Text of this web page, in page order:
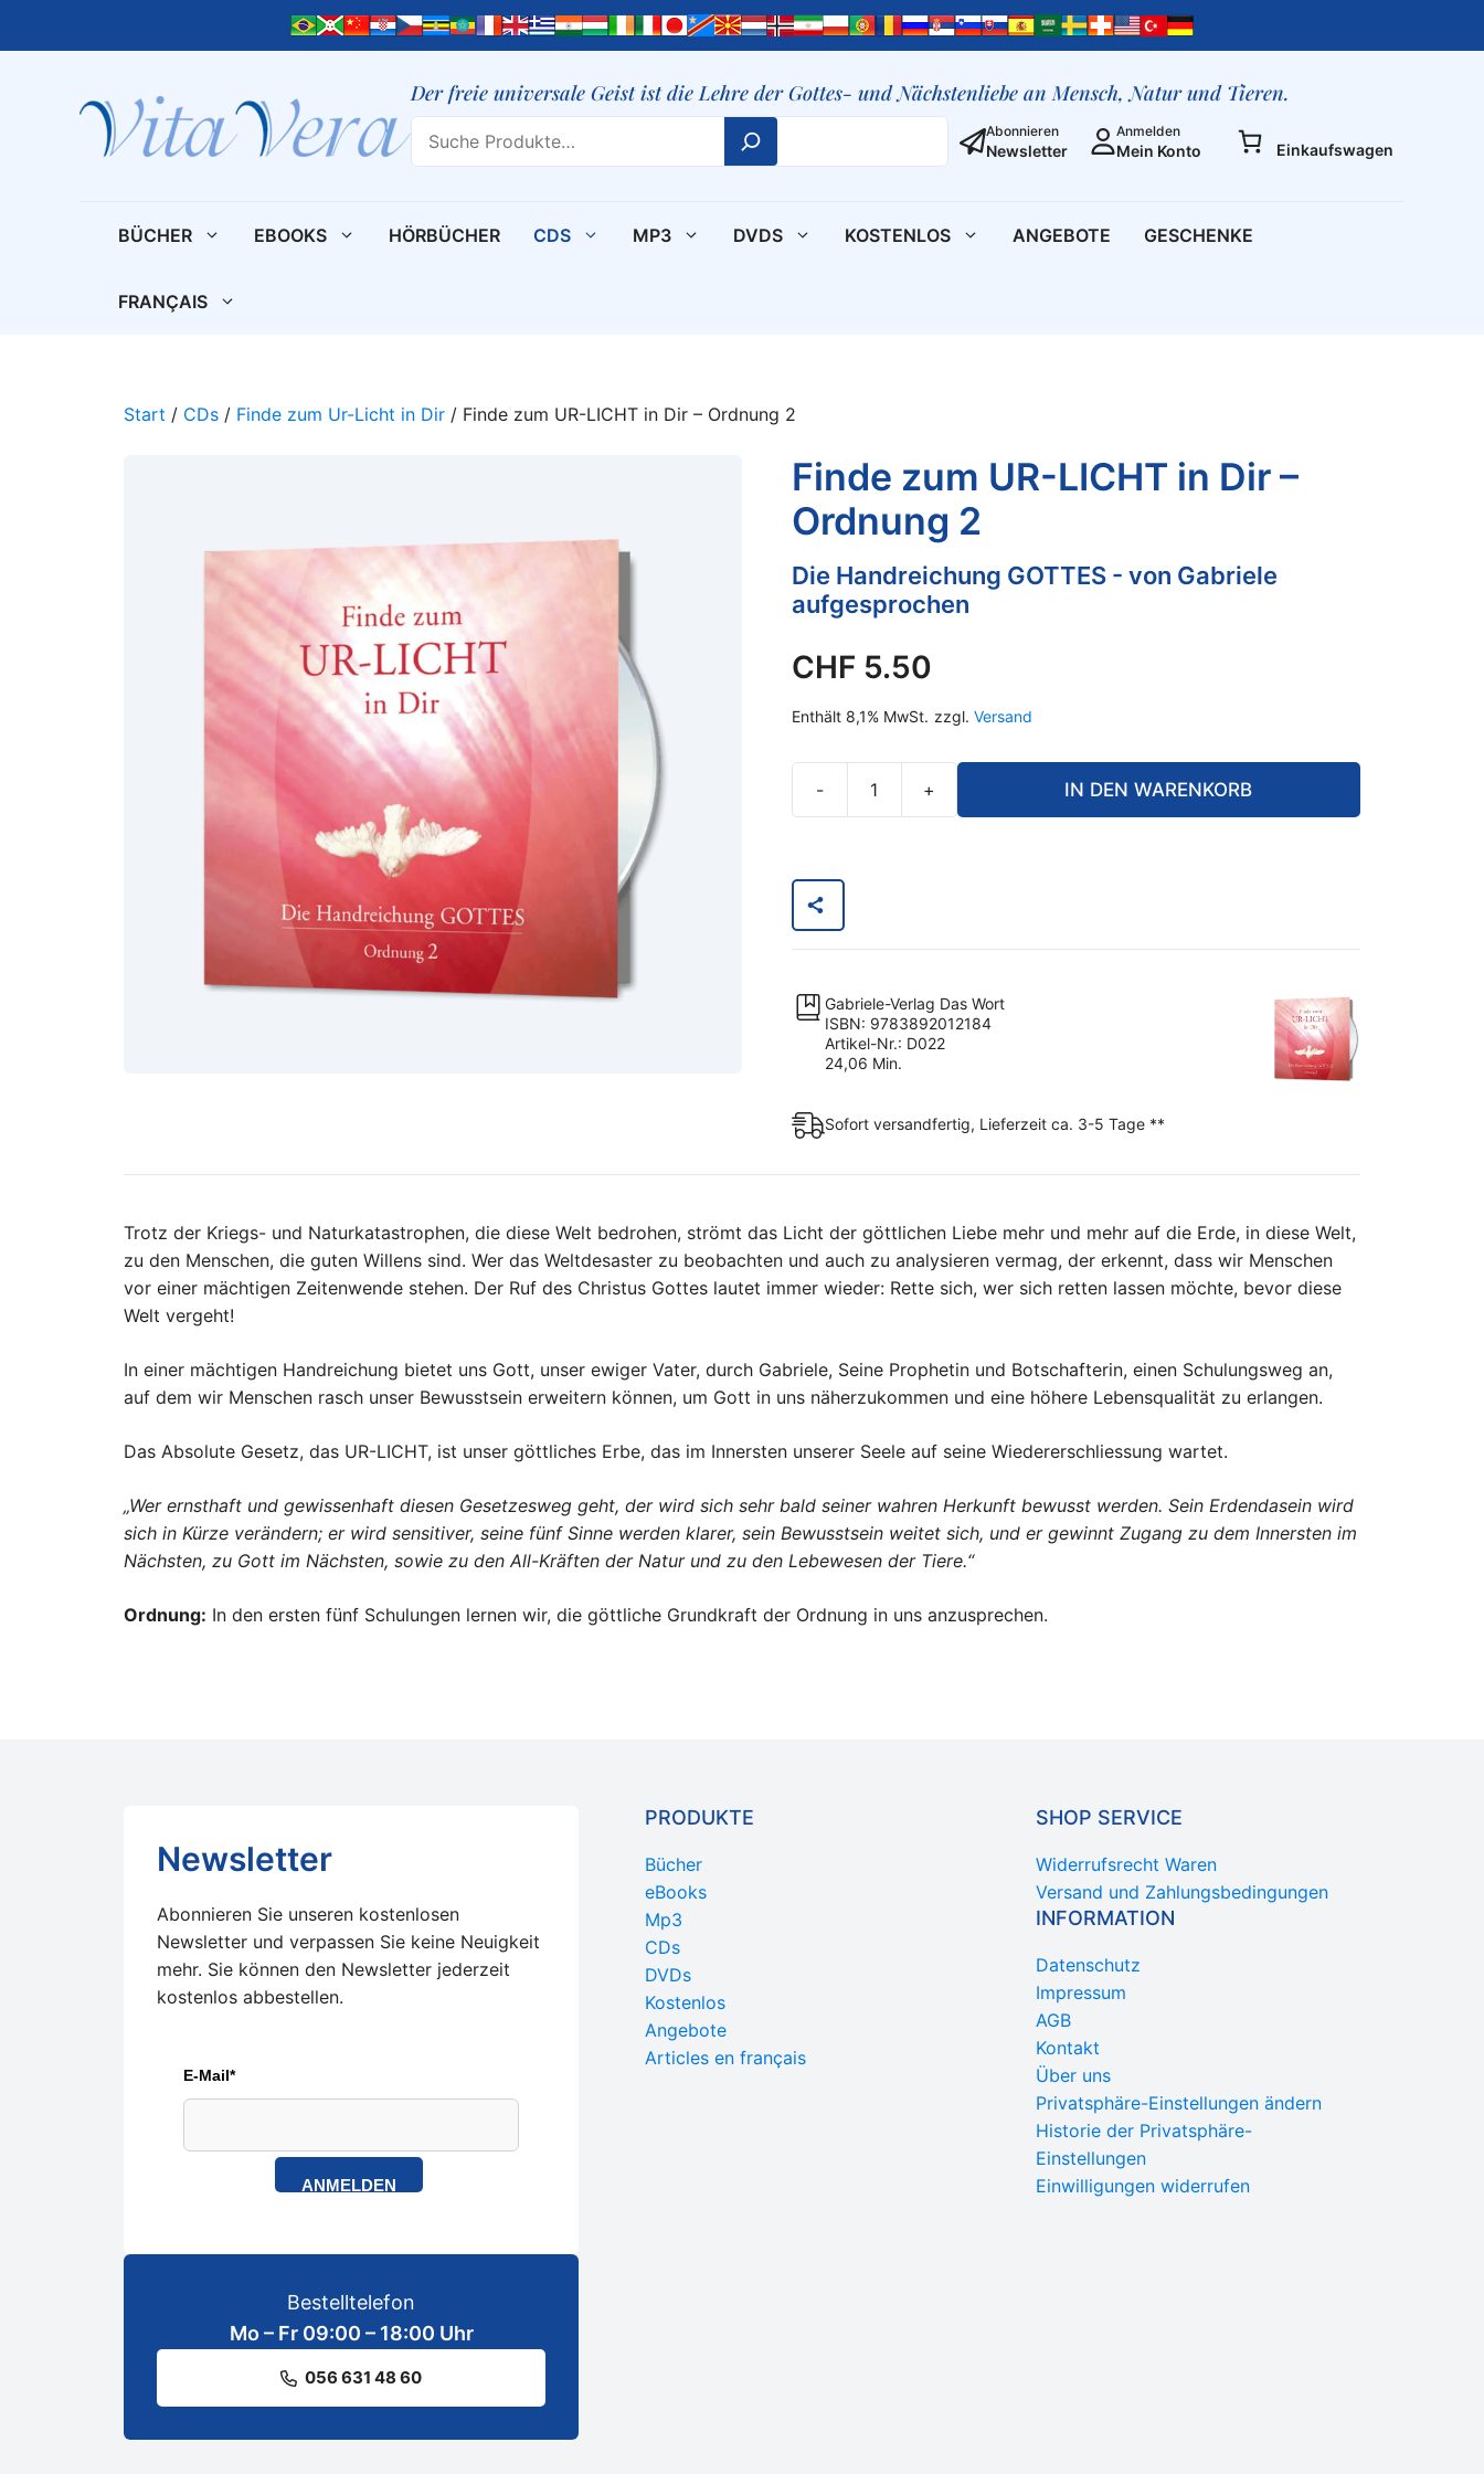
Der freie universale Geist ist die Lehre der Gottes- und Nächstenliebe an Mensch, Natur und Tieren.
Search Abonnieren
Newsletter
Anmelden
Mein Konto Einkaufswagen
BÜCHER EBOOKS HÖRBÜCHER CDS MP3 DVDS KOSTENLOS ANGEBOTE GESCHENKE
FRANÇAIS
Start / CDs / Finde zum Ur-Licht in Dir / Finde zum UR-LICHT in Dir – Ordnung 2
Finde zum UR-LICHT in Dir –
Ordnung 2
Die Handreichung GOTTES - von Gabriele
aufgesprochen
CHF 5.50
Enthält 8,1% MwSt. zzgl. Versand
-
LICHT
Ordnung
2
Menge
+ IN DEN WARENKORB
Gabriele-Verlag Das Wort
ISBN: 9783892012184
Artikel-Nr.: D022
24,06 Min.
Sofort versandfertig, Lieferzeit ca. 3-5 Tage **
Trotz der Kriegs- und Naturkatastrophen, die diese Welt bedrohen, strömt das Licht der göttlichen Liebe mehr und mehr auf die Erde, in diese Welt,
zu den Menschen, die guten Willens sind. Wer das Weltdesaster zu beobachten und auch zu analysieren vermag, der erkennt, dass wir Menschen
vor einer mächtigen Zeitenwende stehen. Der Ruf des Christus Gottes lautet immer wieder: Rette sich, wer sich retten lassen möchte, bevor diese
Welt vergeht!
In einer mächtigen Handreichung bietet uns Gott, unser ewiger Vater, durch Gabriele, Seine Prophetin und Botschafterin, einen Schulungsweg an,
auf dem wir Menschen rasch unser Bewusstsein erweitern können, um Gott in uns näherzukommen und eine höhere Lebensqualität zu erlangen.
Das Absolute Gesetz, das UR-LICHT, ist unser göttliches Erbe, das im Innersten unserer Seele auf seine Wiedererschliessung wartet.
„Wer ernsthaft und gewissenhaft diesen Gesetzesweg geht, der wird sich sehr bald seiner wahren Herkunft bewusst werden. Sein Erdendasein wird
sich in Kürze verändern; er wird sensitiver, seine fünf Sinne werden klarer, sein Bewusstsein weitet sich, und er gewinnt Zugang zu dem Innersten im
Nächsten, zu Gott im Nächsten, sowie zu den All-Kräften der Natur und zu den Lebewesen der Tiere.“
Ordnung: In den ersten fünf Schulungen lernen wir, die göttliche Grundkraft der Ordnung in uns anzusprechen.
Newsletter
Abonnieren Sie unseren kostenlosen
Newsletter und verpassen Sie keine Neuigkeit
mehr. Sie können den Newsletter jederzeit
kostenlos abbestellen.
E-Mail*
ANMELDEN
Bestelltelefon
Mo – Fr 09:00 – 18:00 Uhr
056 631 48 60
PRODUKTE
Bücher
eBooks
Mp3
CDs
DVDs
Kostenlos
Angebote
Articles en français
SHOP SERVICE
Widerrufsrecht Waren
Versand und Zahlungsbedingungen
INFORMATION
Datenschutz
Impressum
AGB
Kontakt
Über uns
Privatsphäre-Einstellungen ändern
Historie der Privatsphäre-
Einstellungen
Einwilligungen widerrufen
UR-
LICHT
Dir
Ordnung